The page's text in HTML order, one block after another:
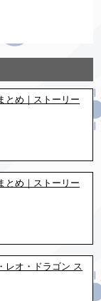
とめ｜ストーリー
とめ｜ストーリー
レオ・ドラゴン ス